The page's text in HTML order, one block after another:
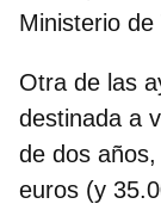
Ministerio de
Otra de las
destinada a
de dos
euros (y